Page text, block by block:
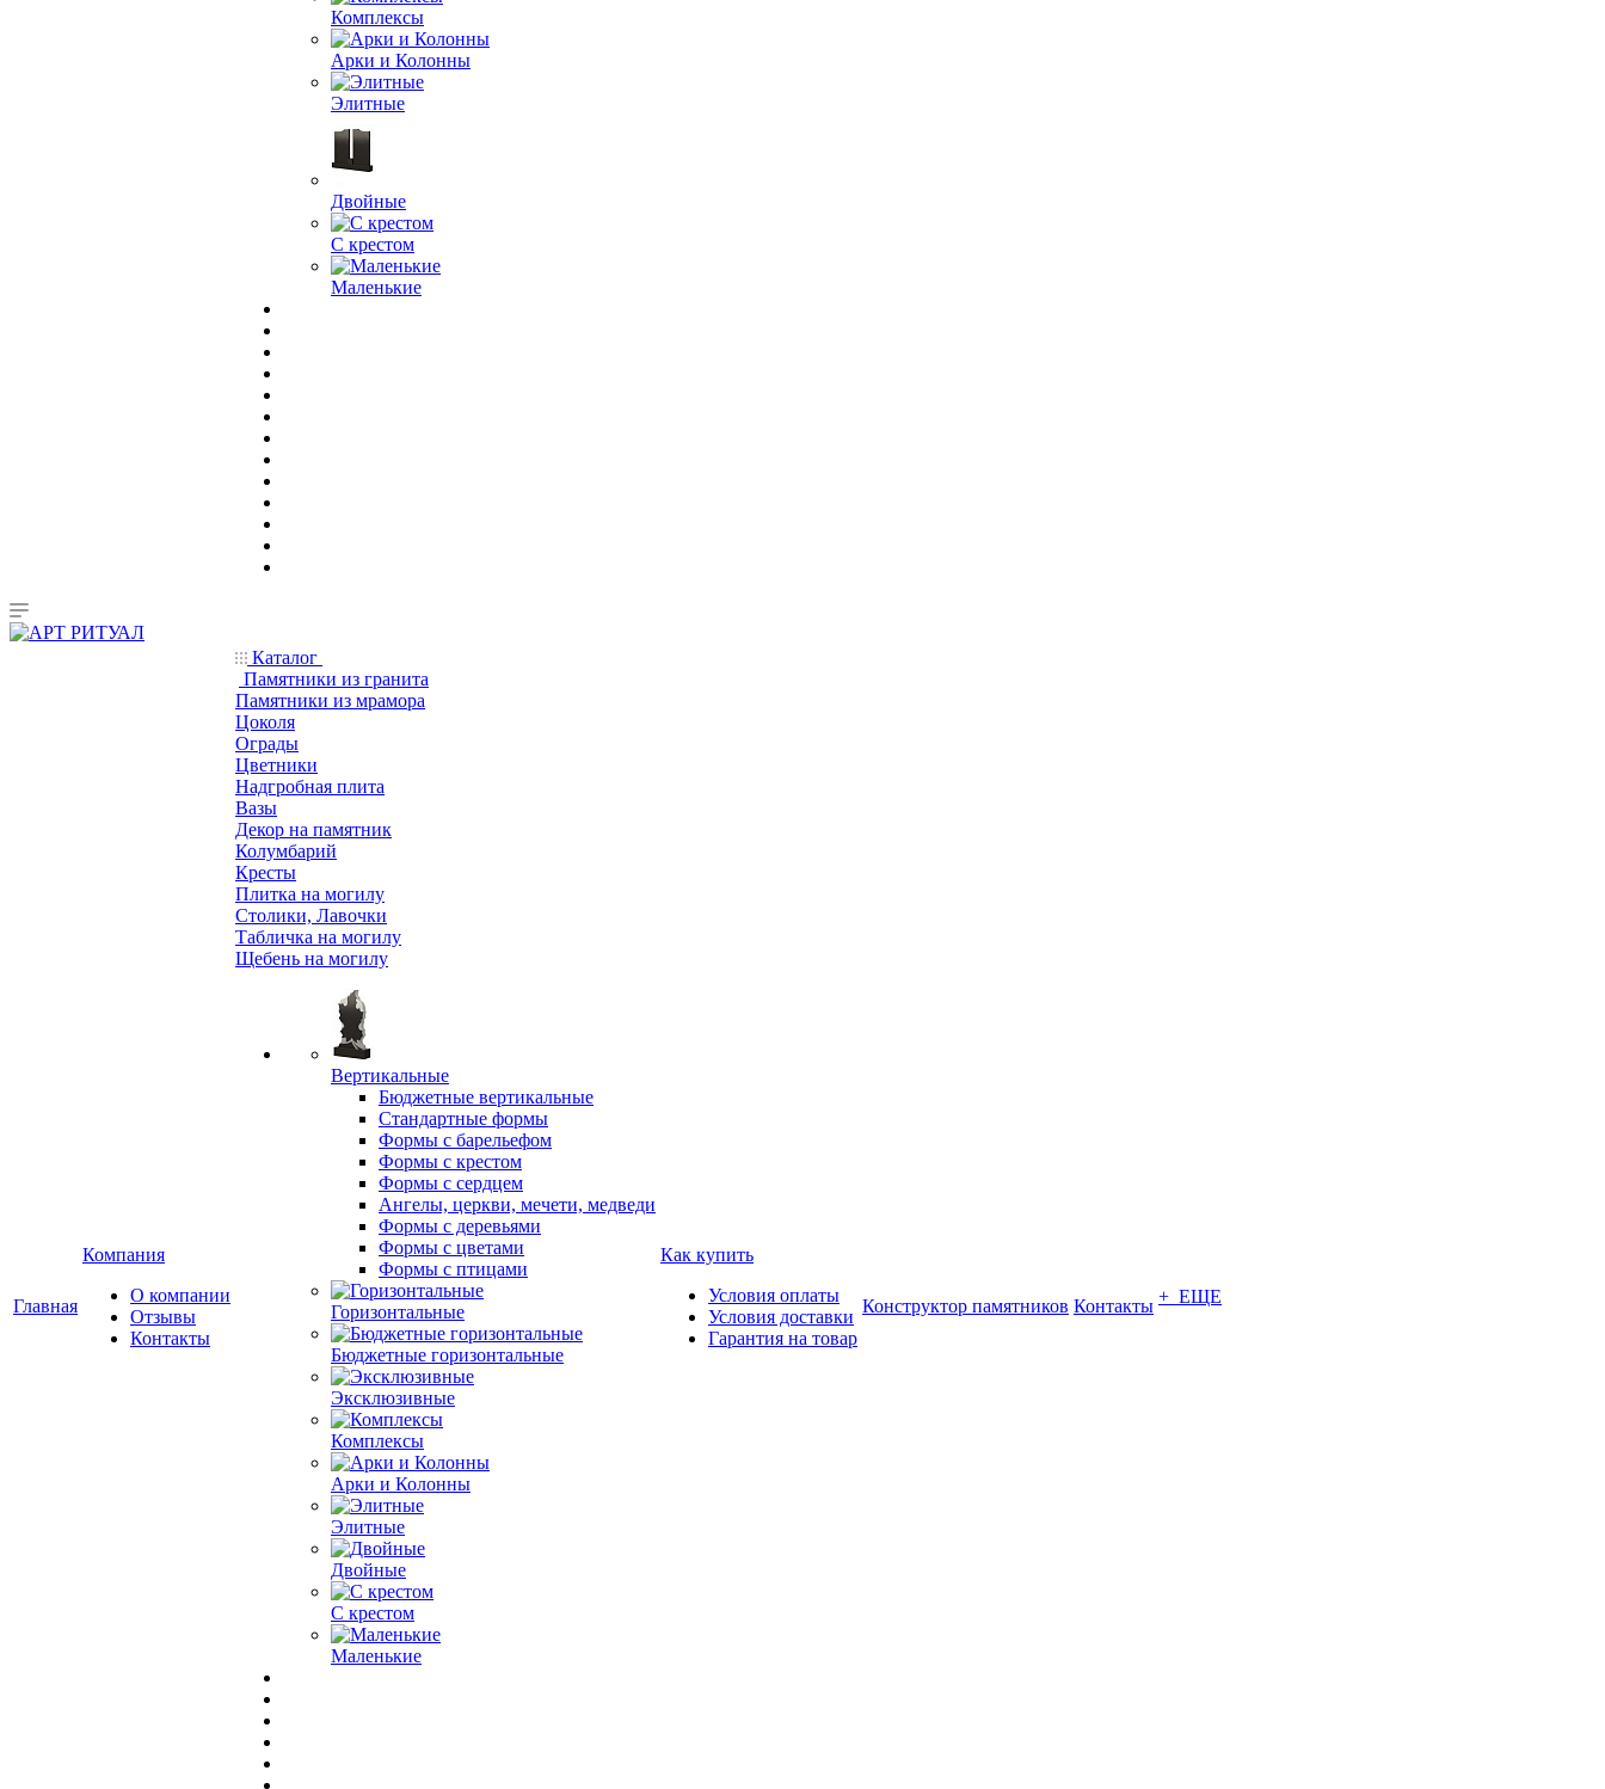
Комплексы
Арки и Колонны
Элитные
Двойные
С крестом
Маленькие
Главная
Компания
О компании
Отзывы
Контакты
Каталог
Памятники из гранита
Памятники из мрамора
Цоколя
Ограды
Цветники
Надгробная плита
Вазы
Декор на памятник
Колумбарий
Кресты
Плитка на могилу
Столики, Лавочки
Табличка на могилу
Щебень на могилу
Вертикальные
Бюджетные вертикальные
Стандартные формы
Формы с барельефом
Формы с крестом
Формы с сердцем
Ангелы, церкви, мечети, медведи
Формы с деревьями
Формы с цветами
Формы с птицами
Горизонтальные
Бюджетные горизонтальные
Эксклюзивные
Комплексы
Арки и Колонны
Элитные
Двойные
С крестом
Маленькие
Как купить
Условия оплаты
Условия доставки
Гарантия на товар
Конструктор памятников Контакты + ЕЩЕ